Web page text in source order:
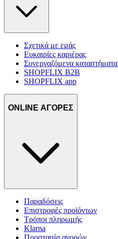
Σχετικά με εμάς
Ευκαιρίες καριέρας
Συνεργαζόμενα καταστήματα
SHOPFLIX B2B
SHOPFLIX app
ONLINE ΑΓΟΡΕΣ
Παραδόσεις
Επιστροφές προϊόντων
Τρόποι πληρωμής
Klarna
Προστασία αγορών